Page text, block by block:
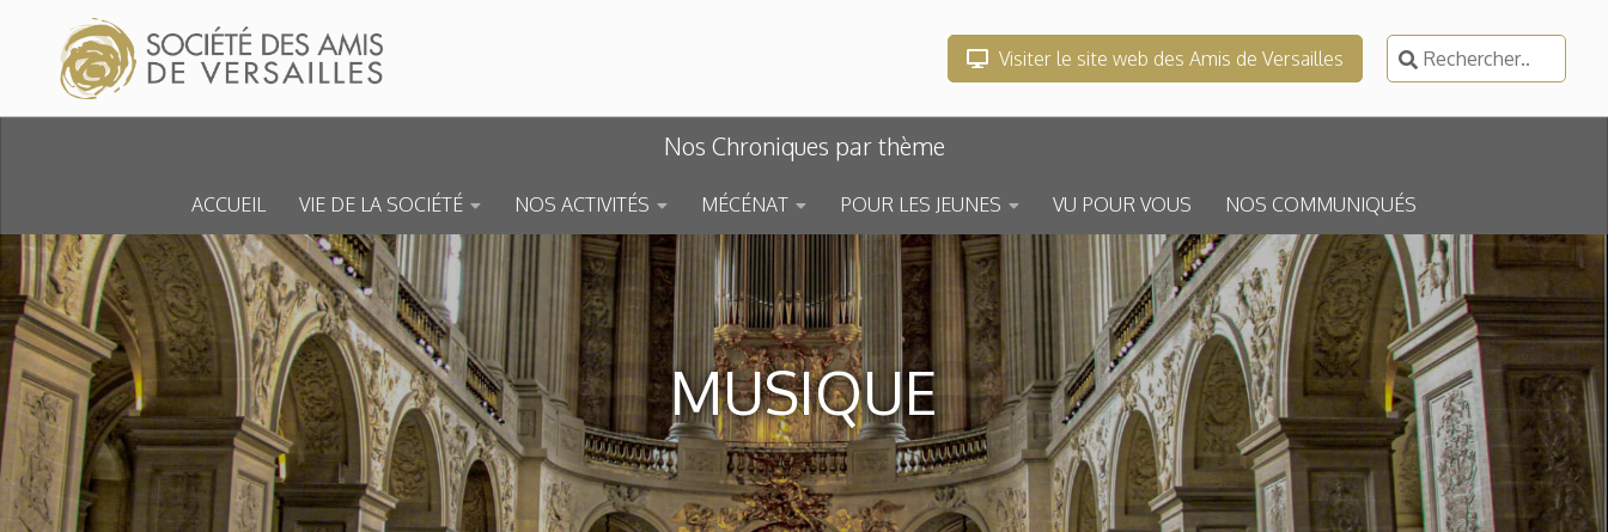
Skip to content
Visiter le site web des Amis de Versailles
Rechercher :
Nos Chroniques par thème
ACCUEIL VIE DE LA SOCIÉTÉ NOS ACTIVITÉS MÉCÉNAT POUR LES JEUNES VU POUR VOUS NOS COMMUNIQUÉS
MUSIQUE